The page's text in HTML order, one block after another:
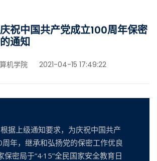
祝中国共产党成立100周年保密
通知
机学院 2021-04-15 17:49:22
据上级通知要求，为庆祝中国共产
年，继承和弘扬党的保密工作优良
保密局于“4·15”全民国家安全教育日